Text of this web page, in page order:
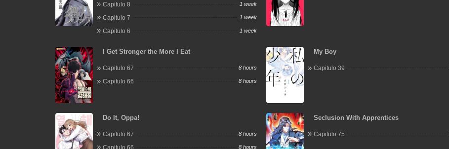
Capitulo 8 1 week
Capitulo 7 1 week
Capitulo 6 1 week
I Get Stronger the More I Eat
Capitulo 67 8 hours
Capitulo 66 8 hours
My Boy
Capitulo 39
Do It, Oppa!
Capitulo 67 8 hours
Capitulo 66 8 hours
Seclusion With Apprentices
Capitulo 75